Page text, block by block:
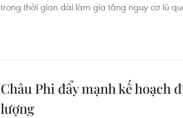
trong thời gian dài làm gia tăng nguy cơ lũ
Châu Phi đẩy mạnh kế hoạch
lượng